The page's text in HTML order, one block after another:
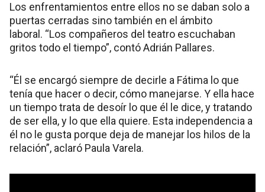
Los enfrentamientos entre ellos no se daban solo a
puertas cerradas sino también en el ámbito
laboral. “Los compañeros del teatro escuchaban
gritos todo el tiempo”, contó Adrián Pallares.
“Él se encargó siempre de decirle a Fátima lo que
tenía que hacer o decir, cómo manejarse. Y ella hace
un tiempo trata de desoír lo que él le dice, y tratando
de ser ella, y lo que ella quiere. Esta independencia a
él no le gusta porque deja de manejar los hilos de la
relación”, aclaró Paula Varela.